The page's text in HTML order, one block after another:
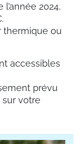
2024,
thermique ou
accessibles
prévu
votre